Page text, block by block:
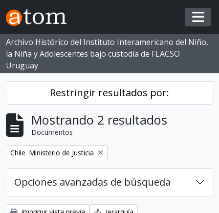
Skip to main content
Archivo Histórico del Instituto Interamericano del Niño,
la Niña y Adolescentes bajo custodia de FLACSO
Uruguay
Restringir resultados por:
Mostrando 2 resultados
Documentos
Eliminar filtro:
Chile. Ministerio de Justicia
Opciones avanzadas de búsqueda